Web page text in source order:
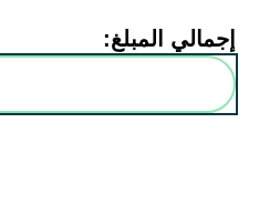
إجمالي المبلغ: